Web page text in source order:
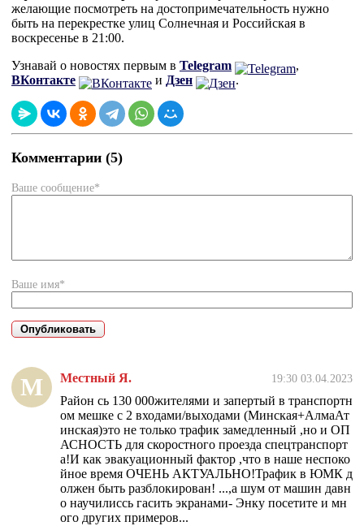
желающие посмотреть на достопримечательность нужно
быть на перекрестке улиц Солнечная и Российская в
воскресенье в 21:00.
Узнавай о новостях первым в Telegram
,
ВКонтакте
и Дзен .
Комментарии (5)
Ваше сообщение*
Ваше имя*
М Местный Я. 19:30 03.04.2023
Район сь 130 000жителями и запертый в транспортн
ом мешке с 2 входами/выходами (Минская+АлмаАт
инская)это не только трафик замедленный ,но и ОП
АСНОСТЬ для скоростного проезда спецтранспорт
а!И как эвакуационный фактор ,что в наше неспоко
йное время ОЧЕНЬ АКТУАЛЬНО!Трафик в ЮМК д
олжен быть разблокирован! ...,а шум от машин давн
о научилиссь гасить экранами- Энку посетите и мн
ого других примеров...